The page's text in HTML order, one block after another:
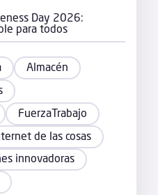
Day 2026:
para todos
Almacén
FuerzaTrabajo
de las cosas
innovadoras